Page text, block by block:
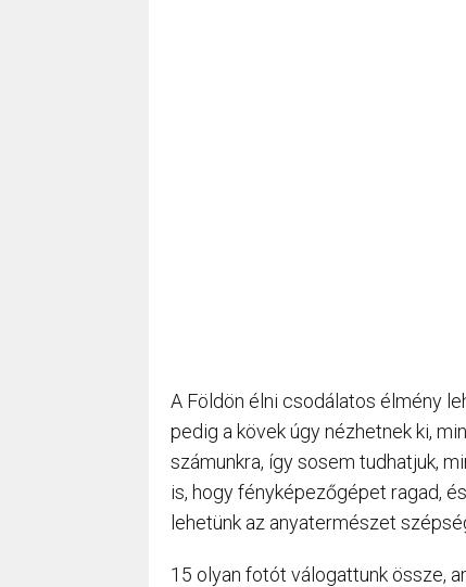
A Földön élni csodálatos élmény
pedig a kövek úgy nézhetnek ki,
számunkra, így sosem tudhatjuk,
is, hogy fényképezőgépet ragad,
lehetünk az anyatermészet
15 olyan fotót válogattunk össze,